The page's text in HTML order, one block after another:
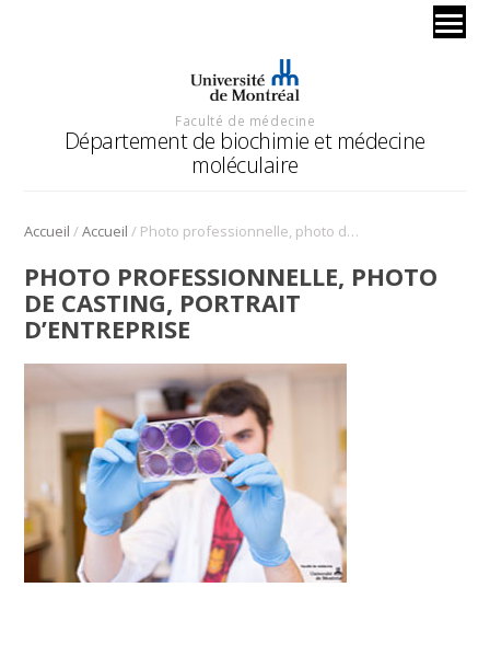
Faculté de médecine
Département de biochimie et médecine
moléculaire
Accueil /Accueil / Photo professionnelle, photo de casting, portrait d’entreprise
PHOTO PROFESSIONNELLE, PHOTO
DE CASTING, PORTRAIT
D’ENTREPRISE